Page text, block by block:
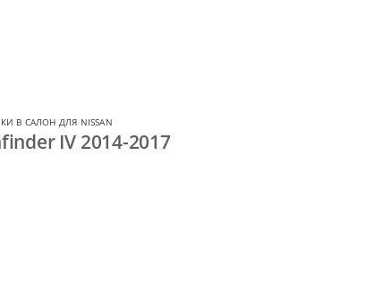
В САЛОН ДЛЯ NISSAN
IV 2014-2017